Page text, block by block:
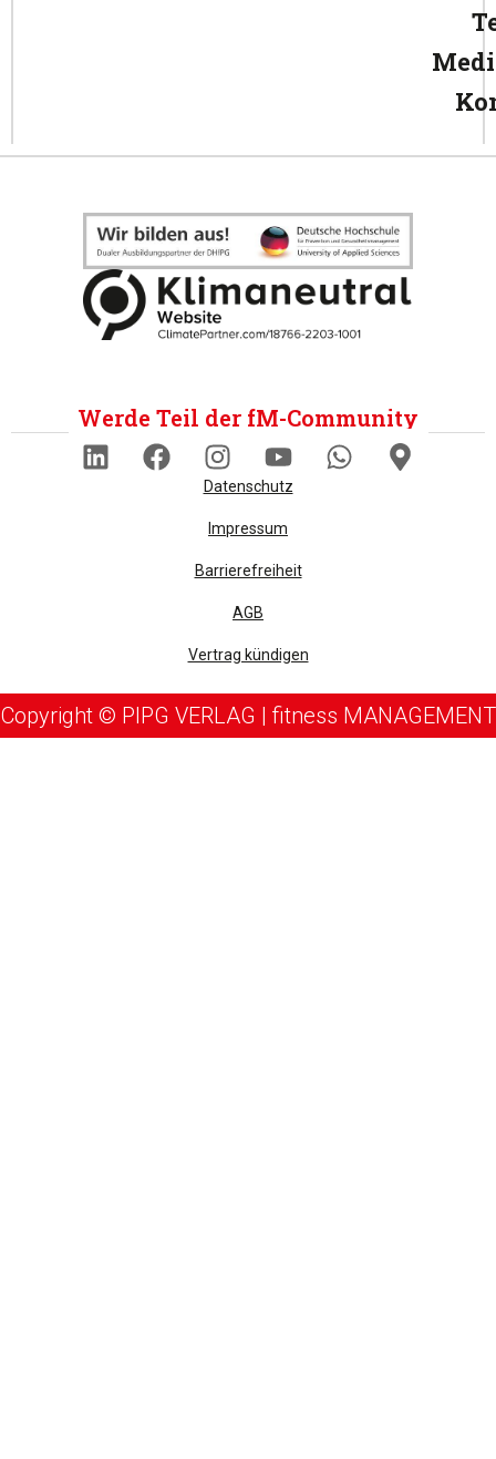
Werde Teil der fM-Community
Datenschutz
Impressum
Barrierefreiheit
AGB
Vertrag kündigen
Copyright © PIPG VERLAG | fitness MANAGEMENT